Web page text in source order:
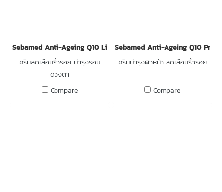
Sebamed Anti-Ageing Q10 Lifting eye cream
ครีมลดเลือนริ้วรอย บำรุงรอบ
ดวงตา
Compare
Sebamed Anti-Ageing Q10
ครีมบำรุงผิวหน้า ลดเลือนริ้วรอย
Compare